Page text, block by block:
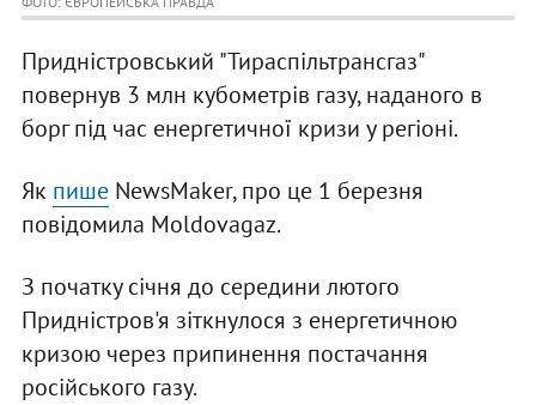
Придністровський "Тираспільтрансгаз"
повернув 3 млн кубометрів газу, наданого в
борг під час енергетичної кризи у регіоні.
Як пишеNewsMaker, про це 1 березня
повідомила Moldovagaz.
З початку січня до середини лютого
Придністров'я зіткнулося з енергетичною
кризою через припинення постачання
російського газу.